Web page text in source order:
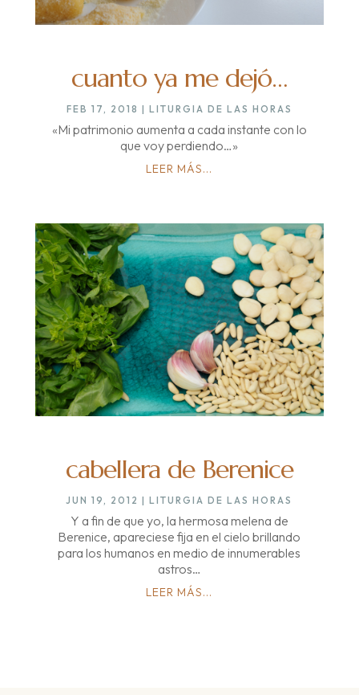
cuanto ya me dejó…
FEB 17, 2018 | LITURGIA DE LAS HORAS
«Mi patrimonio aumenta a cada instante con lo
que voy perdiendo…»
LEER MÁS...
cabellera de Berenice
JUN 19, 2012 |LITURGIA DE LAS HORAS
Y a fin de que yo, la hermosa melena de
Berenice, apareciese fija en el cielo brillando
para los humanos en medio de innumerables
astros…
LEER MÁS...